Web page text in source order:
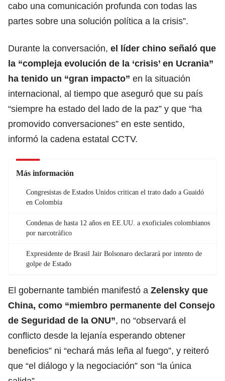
cabo una comunicación profunda con todas las
partes sobre una solución política a la crisis”.
Durante la conversación, el líder chino señaló que
la “compleja evolución de la ‘crisis’ en Ucrania”
ha tenido un “gran impacto” en la situación
internacional, al tiempo que aseguró que su país
“siempre ha estado del lado de la paz” y que “ha
promovido conversaciones” en este sentido,
informó la cadena estatal CCTV.
Más información
Congresistas de Estados Unidos critican el trato dado a Guaidó
en Colombia
Condenas de hasta 12 años en EE.UU. a exoficiales colombianos
por narcotráfico
Expresidente de Brasil Jair Bolsonaro declarará por intento de
golpe de Estado
El gobernante también manifestó a Zelensky que
China, como “miembro permanente del Consejo
de Seguridad de la ONU”, no “observará el
conflicto desde la lejanía esperando obtener
beneficios” ni “echará más leña al fuego”, y reiteró
que “el diálogo y la negociación” son “la única